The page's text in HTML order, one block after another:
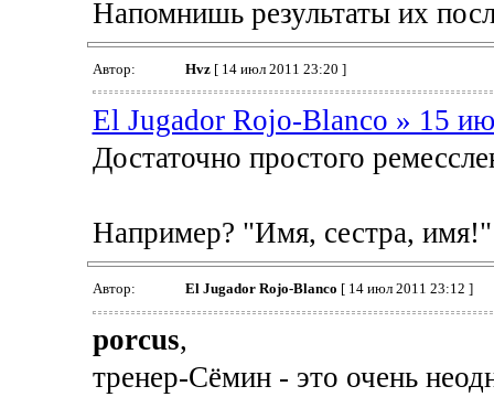
Напомнишь результаты их
Автор: Hvz[ 14 июл 2011 23:20 ]
El Jugador Rojo-Blanco » 15
Достаточно простого
Например? "Имя, сестра, имя!"
Автор: El Jugador Rojo-Blanco [ 14 июл 2011 23:12 ]
porcus,
тренер-Сёмин - это очень